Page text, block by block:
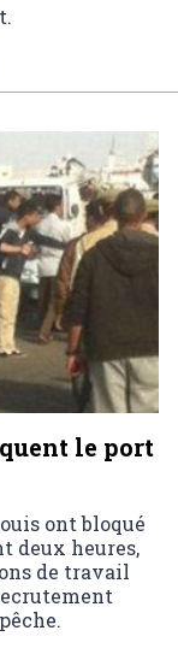
le port
ont bloqué
deux heures,
de travail